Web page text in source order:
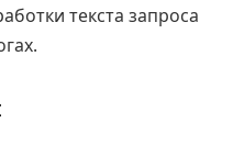
текста запроса